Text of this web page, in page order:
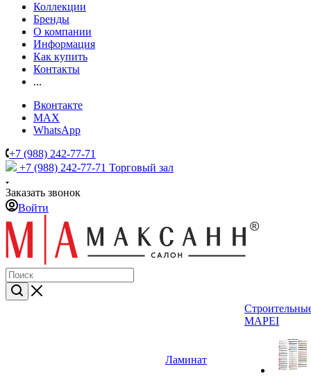
Коллекции
Бренды
О компании
Информация
Как купить
Контакты
...
Вконтакте
MAX
WhatsApp
+7 (988) 242-77-71
+7 (988) 242-77-71 Торговый зал
Заказать звонок
Войти
Ламинат
MAPEI